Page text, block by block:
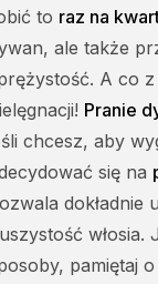
to raz na
ale także
A co
Pranie
chcesz, aby
się na
dokładnie
włosia.
pamiętaj